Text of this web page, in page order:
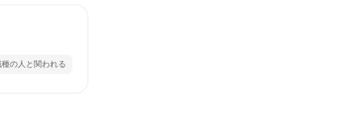
種の人と関われる